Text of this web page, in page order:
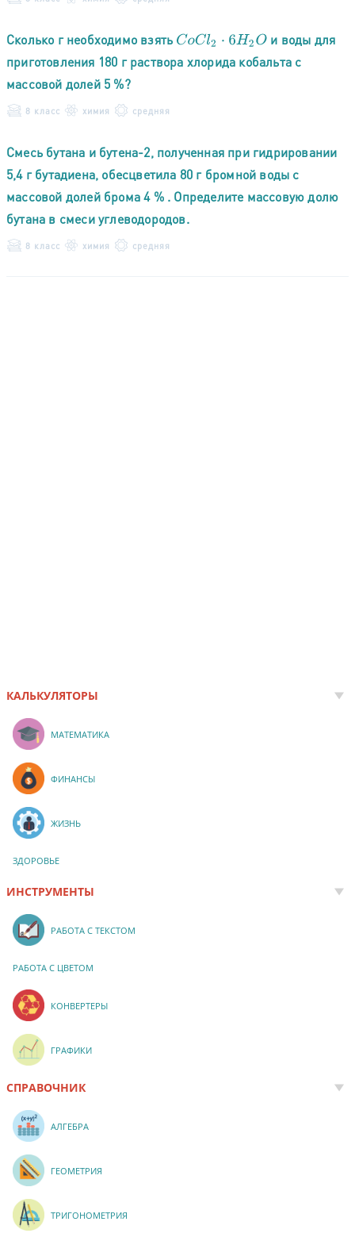
Сколько г необходимо взять CoCl2⋅6 H 2O
и воды для
приготовления 180 г раствора хлорида кобальта с
массовой долей 5 %?
8 класс химия средняя
Смесь бутана и бутена-2, полученная при гидрировании
5,4 г бутадиена, обесцветила 80 г бромной воды с
массовой долей брома 4 % . Определите массовую долю
бутана в смеси углеводородов.
8 класс химия средняя
КАЛЬКУЛЯТОРЫ
МАТЕМАТИКА
ФИНАНСЫ
ЖИЗНЬ
ЗДОРОВЬЕ
ИНСТРУМЕНТЫ
РАБОТА С ТЕКСТОМ
РАБОТА С ЦВЕТОМ
КОНВЕРТЕРЫ
ГРАФИКИ
СПРАВОЧНИК
АЛГЕБРА
ГЕОМЕТРИЯ
ТРИГОНОМЕТРИЯ